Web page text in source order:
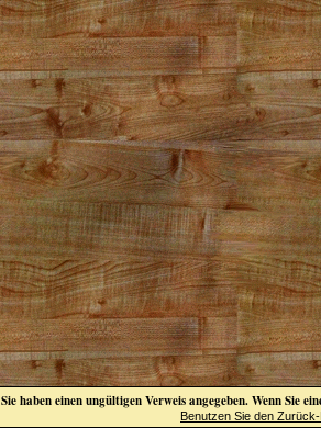
Sie haben einen ungültigen Verweis angegeben. Wenn Sie
Benutzen Sie den